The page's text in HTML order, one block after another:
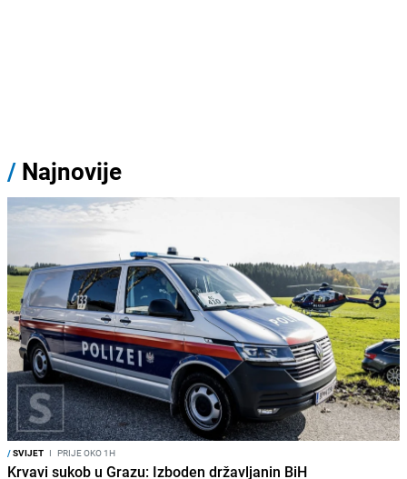
/ Najnovije
/SVIJET I PRIJE OKO 1H
Krvavi sukob u Grazu: Izboden državljanin BiH